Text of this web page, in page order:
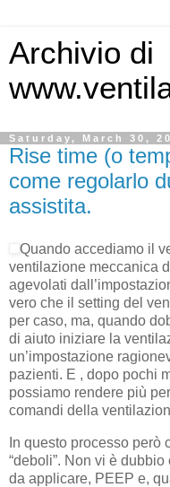
Archivio di
Saturday, March 30,
Rise time (o
come regolarlo
assistita.
Quando accediamo il
ventilazione meccanica
agevolati
vero che il setting del
per caso, ma, quando
di aiuto iniziare la
un’impostazione
pazienti. E , dopo pochi
possiamo rendere più
comandi della
In questo processo però
“deboli”. Non vi è
da applicare, PEEP e,